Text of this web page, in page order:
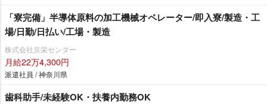
「寮完備」半導体原料の加工機械オペレーター/即入寮/製造・工
場/日勤/日払い/工場・製造
株式会社京栄センター
月給22万4,300円
派遣社員 / 神奈川県
歯科助手/未経験OK・扶養内勤務OK